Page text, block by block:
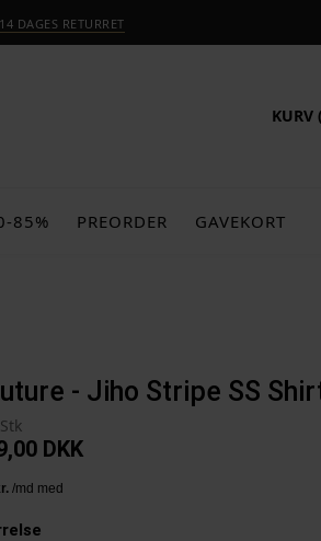
14 DAGES RETURRET
KURV
85% PREORDER GAVEKORT
- Jiho Stripe SS
DKK